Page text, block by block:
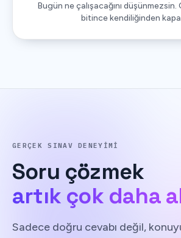
Bugün ne çalışacağını düşünmezsin.
bitince kendiliğinden
GERÇEK SINAV DENEYIMI
Soru çözmek
artık çok daha
Sadece doğru cevabı değil,